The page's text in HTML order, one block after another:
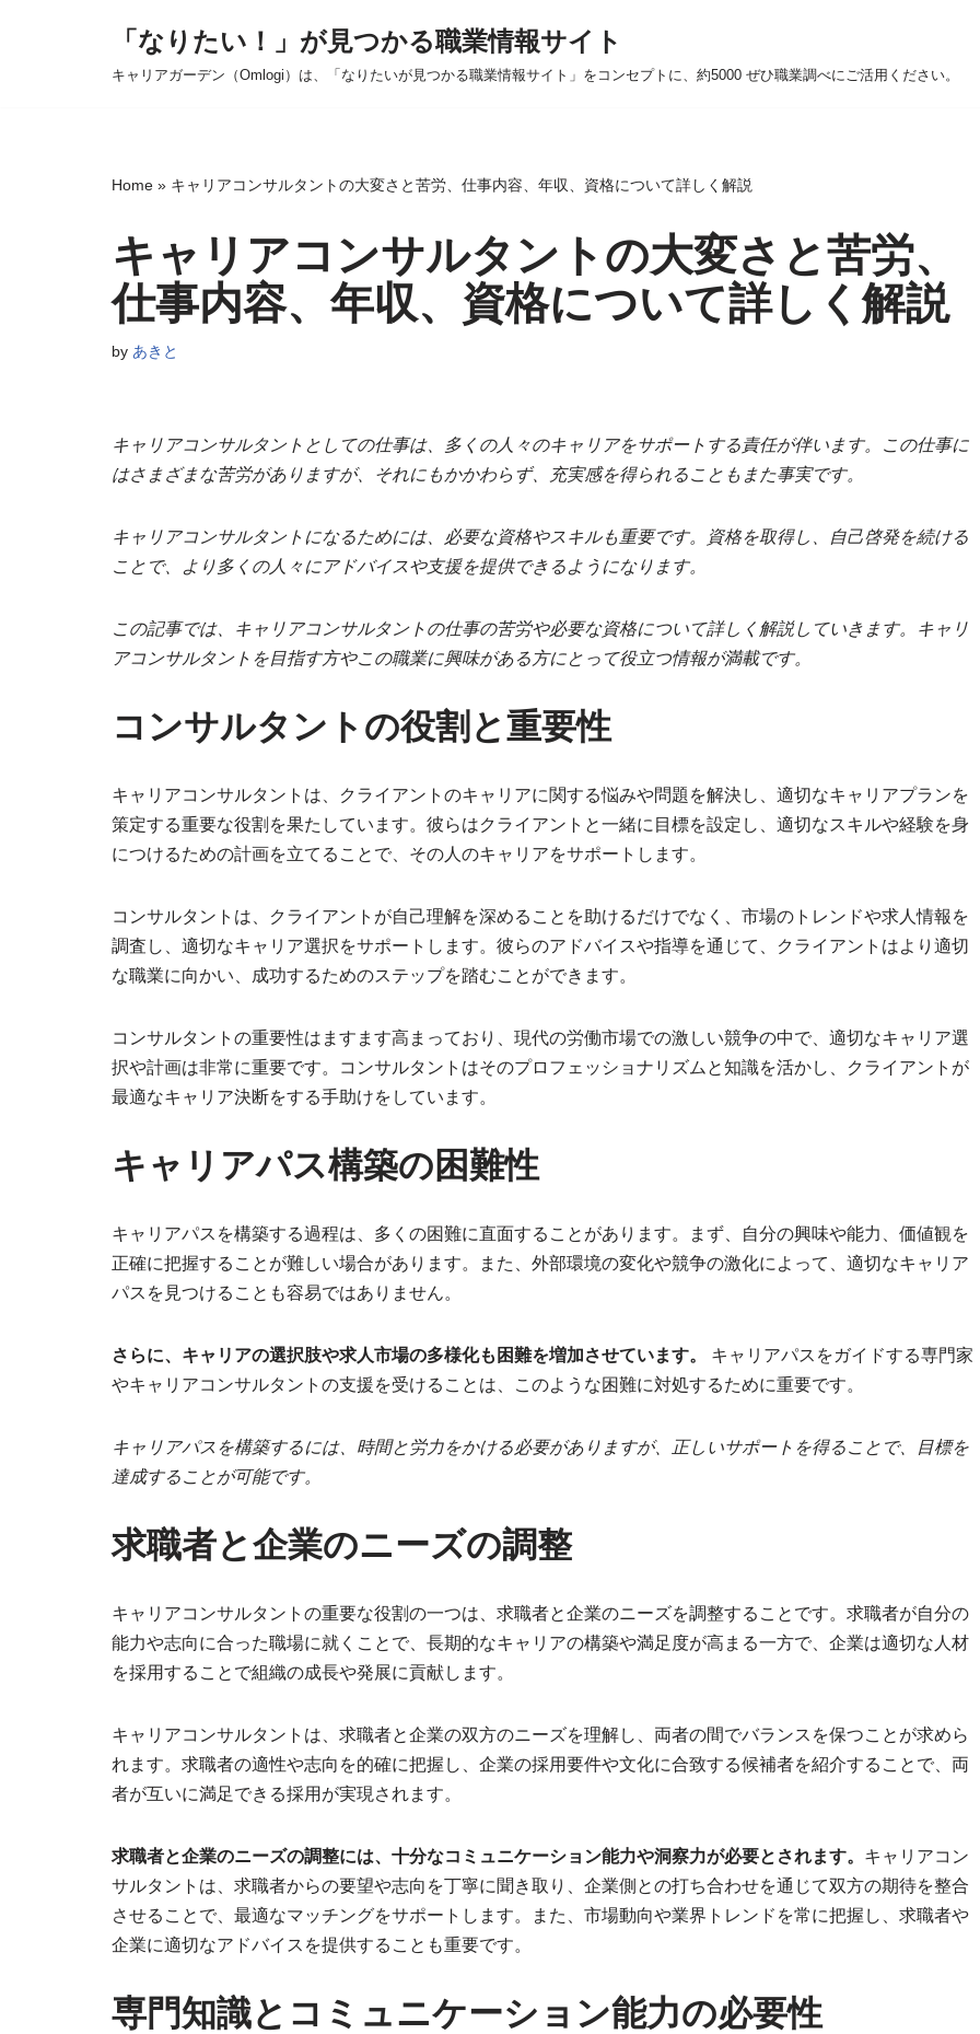
「なりたい！」が見つかる職業情報サイト
キャリアガーデン（Omlogi）は、「なりたいが見つかる職業情報サイト」をコンセプトに、約5000 ぜひ職業調べにご活用ください。
Home » キャリアコンサルタントの大変さと苦労、仕事内容、年収、資格について詳しく解説
キャリアコンサルタントの大変さと苦労、
仕事内容、年収、資格について詳しく解説
by あきと
キャリアコンサルタントとしての仕事は、多くの人々のキャリアをサポートする責任が伴います。この仕事に
はさまざまな苦労がありますが、それにもかかわらず、充実感を得られることもまた事実です。
キャリアコンサルタントになるためには、必要な資格やスキルも重要です。資格を取得し、自己啓発を続ける
ことで、より多くの人々にアドバイスや支援を提供できるようになります。
この記事では、キャリアコンサルタントの仕事の苦労や必要な資格について詳しく解説していきます。キャリ
アコンサルタントを目指す方やこの職業に興味がある方にとって役立つ情報が満載です。
コンサルタントの役割と重要性
キャリアコンサルタントは、クライアントのキャリアに関する悩みや問題を解決し、適切なキャリアプランを
策定する重要な役割を果たしています。彼らはクライアントと一緒に目標を設定し、適切なスキルや経験を身
につけるための計画を立てることで、その人のキャリアをサポートします。
コンサルタントは、クライアントが自己理解を深めることを助けるだけでなく、市場のトレンドや求人情報を
調査し、適切なキャリア選択をサポートします。彼らのアドバイスや指導を通じて、クライアントはより適切
な職業に向かい、成功するためのステップを踏むことができます。
コンサルタントの重要性はますます高まっており、現代の労働市場での激しい競争の中で、適切なキャリア選
択や計画は非常に重要です。コンサルタントはそのプロフェッショナリズムと知識を活かし、クライアントが
最適なキャリア決断をする手助けをしています。
キャリアパス構築の困難性
キャリアパスを構築する過程は、多くの困難に直面することがあります。まず、自分の興味や能力、価値観を
正確に把握することが難しい場合があります。また、外部環境の変化や競争の激化によって、適切なキャリア
パスを見つけることも容易ではありません。
さらに、キャリアの選択肢や求人市場の多様化も困難を増加させています。
キャリアパスをガイドする専門家
やキャリアコンサルタントの支援を受けることは、このような困難に対処するために重要です。
キャリアパスを構築するには、時間と労力をかける必要がありますが、正しいサポートを得ることで、目標を
達成することが可能です。
求職者と企業のニーズの調整
キャリアコンサルタントの重要な役割の一つは、求職者と企業のニーズを調整することです。求職者が自分の
能力や志向に合った職場に就くことで、長期的なキャリアの構築や満足度が高まる一方で、企業は適切な人材
を採用することで組織の成長や発展に貢献します。
キャリアコンサルタントは、求職者と企業の双方のニーズを理解し、両者の間でバランスを保つことが求めら
れます。求職者の適性や志向を的確に把握し、企業の採用要件や文化に合致する候補者を紹介することで、両
者が互いに満足できる採用が実現されます。
求職者と企業のニーズの調整には、十分なコミュニケーション能力や洞察力が必要とされます。 キャリアコン
サルタントは、求職者からの要望や志向を丁寧に聞き取り、企業側との打ち合わせを通じて双方の期待を整合
させることで、最適なマッチングをサポートします。また、市場動向や業界トレンドを常に把握し、求職者や
企業に適切なアドバイスを提供することも重要です。
専門知識とコミュニケーション能力の必要性